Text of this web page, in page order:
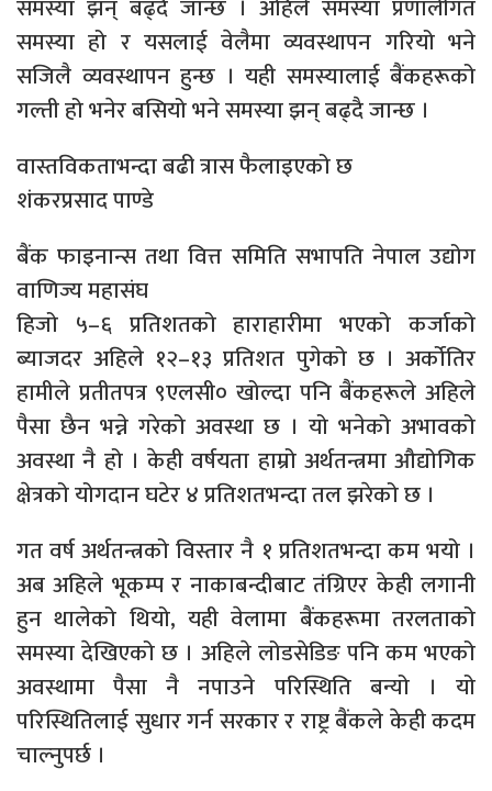
समस्या झन् बढ्दै जान्छ । अहिले समस्या प्रणालीगत
समस्या हो र यसलाई वेलैमा व्यवस्थापन गरियो भने
सजिलै व्यवस्थापन हुन्छ । यही समस्यालाई बैंकहरूको
गल्ती हो भनेर बसियो भने समस्या झन् बढ्दै जान्छ ।
वास्तविकताभन्दा बढी त्रास फैलाइएको छ
शंकरप्रसाद पाण्डे
बैंक फाइनान्स तथा वित्त समिति सभापति नेपाल उद्योग
वाणिज्य महासंघ
हिजो ५–६ प्रतिशतको हाराहारीमा भएको कर्जाको
ब्याजदर अहिले १२–१३ प्रतिशत पुगेको छ । अर्कोतिर
हामीले प्रतीतपत्र ९एलसी० खोल्दा पनि बैंकहरूले अहिले
पैसा छैन भन्ने गरेको अवस्था छ । यो भनेको अभावको
अवस्था नै हो । केही वर्षयता हाम्रो अर्थतन्त्रमा औद्योगिक
क्षेत्रको योगदान घटेर ४ प्रतिशतभन्दा तल झरेको छ ।
गत वर्ष अर्थतन्त्रको विस्तार नै १ प्रतिशतभन्दा कम भयो ।
अब अहिले भूकम्प र नाकाबन्दीबाट तंग्रिएर केही लगानी
हुन थालेको थियो, यही वेलामा बैंकहरूमा तरलताको
समस्या देखिएको छ । अहिले लोडसेडिङ पनि कम भएको
अवस्थामा पैसा नै नपाउने परिस्थिति बन्यो । यो
परिस्थितिलाई सुधार गर्न सरकार र राष्ट्र बैंकले केही कदम
चाल्नुपर्छ ।